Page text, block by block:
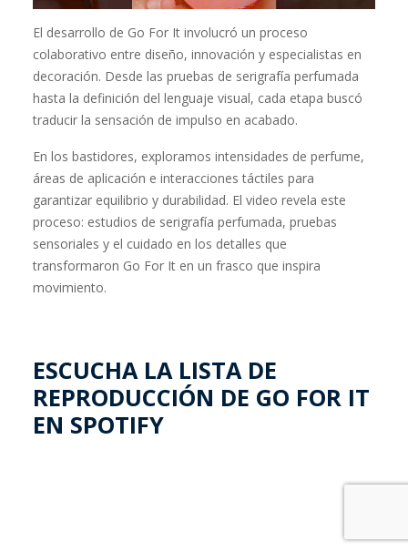
El desarrollo de Go For It involucró un proceso
colaborativo entre diseño, innovación y especialistas en
decoración. Desde las pruebas de serigrafía perfumada
hasta la definición del lenguaje visual, cada etapa buscó
traducir la sensación de impulso en acabado.
En los bastidores, exploramos intensidades de perfume,
áreas de aplicación e interacciones táctiles para
garantizar equilibrio y durabilidad. El video revela este
proceso: estudios de serigrafía perfumada, pruebas
sensoriales y el cuidado en los detalles que
transformaron Go For It en un frasco que inspira
movimiento.
ESCUCHA LA LISTA DE
REPRODUCCIÓN DE GO FOR IT
EN SPOTIFY